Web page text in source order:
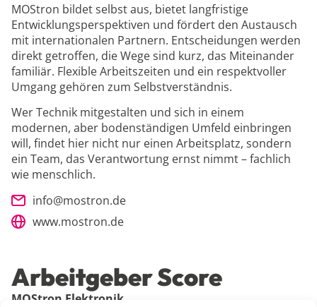
MOStron bildet selbst aus, bietet langfristige
Entwicklungsperspektiven und fördert den Austausch
mit internationalen Partnern. Entscheidungen werden
direkt getroffen, die Wege sind kurz, das Miteinander
familiär. Flexible Arbeitszeiten und ein respektvoller
Umgang gehören zum Selbstverständnis.
Wer Technik mitgestalten und sich in einem
modernen, aber bodenständigen Umfeld einbringen
will, findet hier nicht nur einen Arbeitsplatz, sondern
ein Team, das Verantwortung ernst nimmt – fachlich
wie menschlich.
info@mostron.de
www.mostron.de
Arbeitgeber Score
MOStron Elektronik